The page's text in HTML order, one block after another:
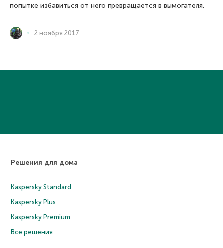
попытке избавиться от него превращается в вымогателя.
2 ноября 2017
Решения для дома
Kaspersky Standard
Kaspersky Plus
Kaspersky Premium
Все решения